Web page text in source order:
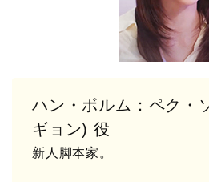
ハン・ボルム：ペク・
ギョン) 役
新人脚本家。